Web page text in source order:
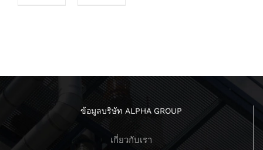
ข้อมูลบริษัท ALPHA GROUP
เกี่ยวกับเรา